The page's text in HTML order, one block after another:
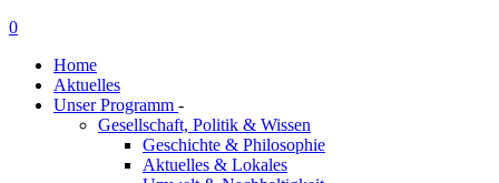
0
Home
Aktuelles
Unser Programm -
Gesellschaft, Politik & Wissen
Geschichte & Philosophie
Aktuelles & Lokales